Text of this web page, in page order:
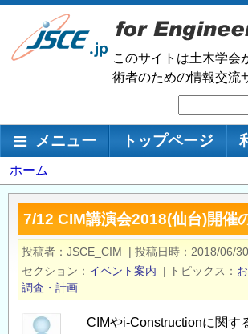
メ
ン
移
このサイトは土木学会
術者のための情報交流
索
メインナビゲーション
メニュー トップページ
パ
ン
く
ず
ホーム
7/12 CIM講演会2018(仙台)開催
投稿者 JSCE_CIM | 投稿日時
2018/06/
セクション
イベント案内 | トピックス
調査・計画
CIMやi-Constructionに関す